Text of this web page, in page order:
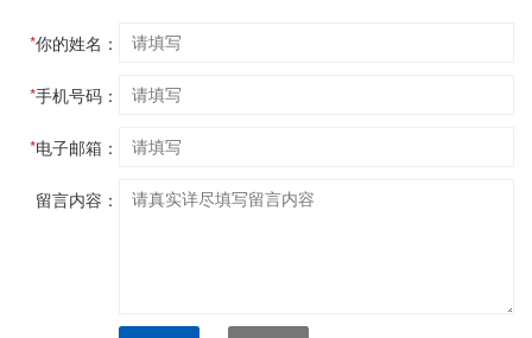
*你的姓名：
*手机号码：
*电子邮箱：
留言内容：